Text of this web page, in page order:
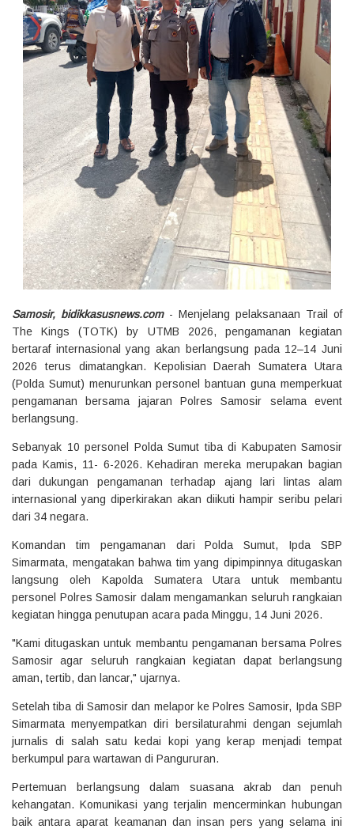
Samosir, bidikkasusnews.com- Menjelang pelaksanaan Trail of
The Kings (TOTK) by UTMB 2026, pengamanan kegiatan
bertaraf internasional yang akan berlangsung pada 12–14 Juni
2026 terus dimatangkan. Kepolisian Daerah Sumatera Utara
(Polda Sumut) menurunkan personel bantuan guna memperkuat
pengamanan bersama jajaran Polres Samosir selama event
berlangsung.
Sebanyak 10 personel Polda Sumut tiba di Kabupaten Samosir
pada Kamis, 11- 6-2026. Kehadiran mereka merupakan bagian
dari dukungan pengamanan terhadap ajang lari lintas alam
internasional yang diperkirakan akan diikuti hampir seribu pelari
dari 34 negara.
Komandan tim pengamanan dari Polda Sumut, Ipda SBP
Simarmata, mengatakan bahwa tim yang dipimpinnya ditugaskan
langsung oleh Kapolda Sumatera Utara untuk membantu
personel Polres Samosir dalam mengamankan seluruh rangkaian
kegiatan hingga penutupan acara pada Minggu, 14 Juni 2026.
"Kami ditugaskan untuk membantu pengamanan bersama Polres
Samosir agar seluruh rangkaian kegiatan dapat berlangsung
aman, tertib, dan lancar," ujarnya.
Setelah tiba di Samosir dan melapor ke Polres Samosir, Ipda SBP
Simarmata menyempatkan diri bersilaturahmi dengan sejumlah
jurnalis di salah satu kedai kopi yang kerap menjadi tempat
berkumpul para wartawan di Pangururan.
Pertemuan berlangsung dalam suasana akrab dan penuh
kehangatan. Komunikasi yang terjalin mencerminkan hubungan
baik antara aparat keamanan dan insan pers yang selama ini